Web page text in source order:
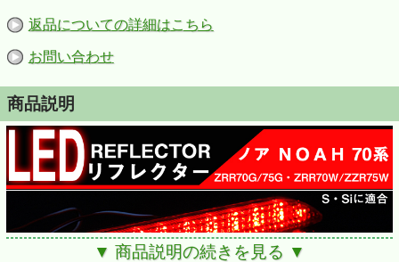
返品についての詳細はこちら
お問い合わせ
商品説明
▼ 商品説明の続きを見る ▼